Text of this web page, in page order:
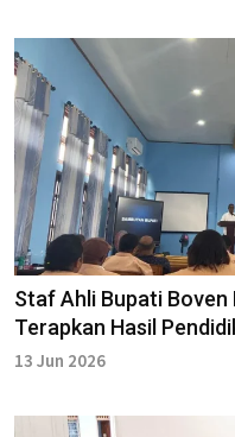
Staf Ahli Bupati Boven
Terapkan Hasil
13 Jun 2026